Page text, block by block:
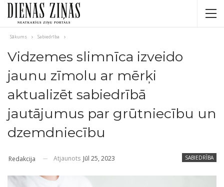
Sākums Sabiedrība
Vidzemes slimnīca izveido
jaunu zīmolu ar mērķi
aktualizēt sabiedrībā
jautājumus par grūtniecību un
dzemdniecību
SABIEDRĪBA
Redakcija Atjaunots Jūl 25, 2023